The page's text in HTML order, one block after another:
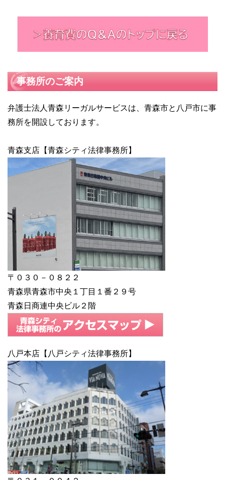
事務所のご案内
弁護士法人青森リーガルサービスは、青森市と八戸市に事
務所を開設しております。
青森支店【青森シティ法律事務所】
〒０３０－０８２２
青森県青森市中央１丁目１番２９号
青森日商連中央ビル２階
八戸本店【八戸シティ法律事務所】